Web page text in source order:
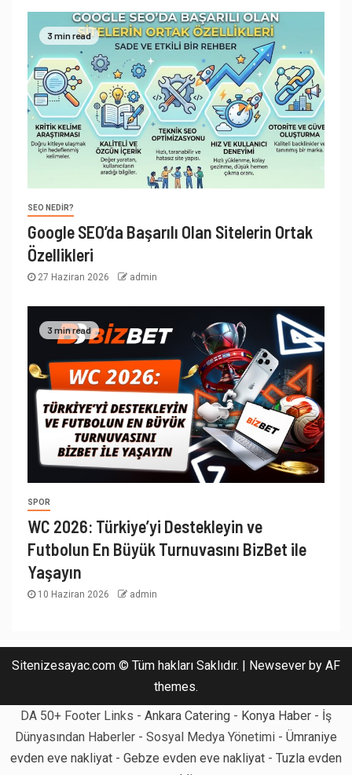
3 min read
SEO NEDIR?
Google SEO’da Başarılı Olan Sitelerin Ortak
Özellikleri
27 Haziran 2026 admin
3 min read
SPOR
WC 2026: Türkiye’yi Destekleyin ve
Futbolun En Büyük Turnuvasını BizBet ile
Yaşayın
10 Haziran 2026 admin
Sitenizesayac.com © Tüm hakları Saklıdır. | Newsever by AF
themes.
DA 50+ Footer Links - Ankara Catering - Konya Haber - İş
Dünyasından Haberler - Sosyal Medya Yönetimi - Ümraniye
evden eve nakliyat - Gebze evden eve nakliyat - Tuzla evden